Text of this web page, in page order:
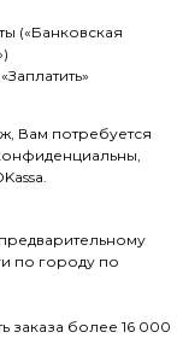
(«Банковская
Вам потребуется
по городу по
заказа более 16 000